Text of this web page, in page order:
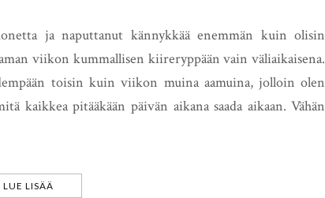
ja naputtanut kännykkää enemmän kuin olisin
viikon kummallisen kiireryppään vain väliaikaisena.
toisin kuin viikon muina aamuina, jolloin olen
kaikkea pitääkään päivän aikana saada aikaan. Vähän
LUE LISÄÄ